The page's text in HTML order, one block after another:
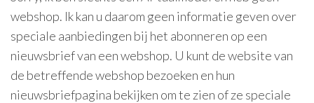
webshop. Ik kan u daarom geen informatie geven over
speciale aanbiedingen bij het abonneren op een
nieuwsbrief van een webshop. U kunt de website van
de betreffende webshop bezoeken en hun
nieuwsbriefpagina bekijken om te zien of ze speciale